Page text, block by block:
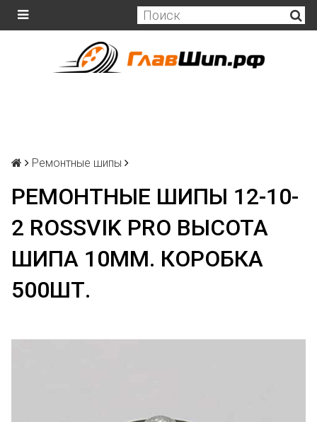
Ремонтные шипы
РЕМОНТНЫЕ ШИПЫ 12-10-
2 ROSSVIK PRO ВЫСОТА
ШИПА 10ММ. КОРОБКА
500ШТ.